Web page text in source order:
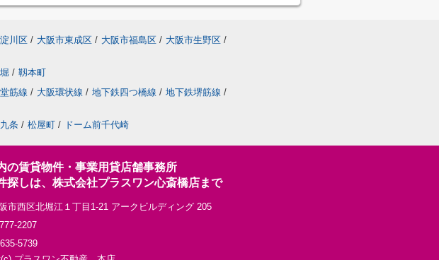
川区 / 大阪市東成区 / 大阪市福島区 / 大阪市生野区 /
/ 靱本町
筋線 / 大阪環状線 / 地下鉄四つ橋線 / 地下鉄堺筋線 /
九条 / 松屋町 / ドーム前千代崎
の賃貸物件・事業用貸店舗事務所
探しは、株式会社プラスワン心斎橋店まで
市西区北堀江１丁目1-21 アークビルディング 205
2207
5739